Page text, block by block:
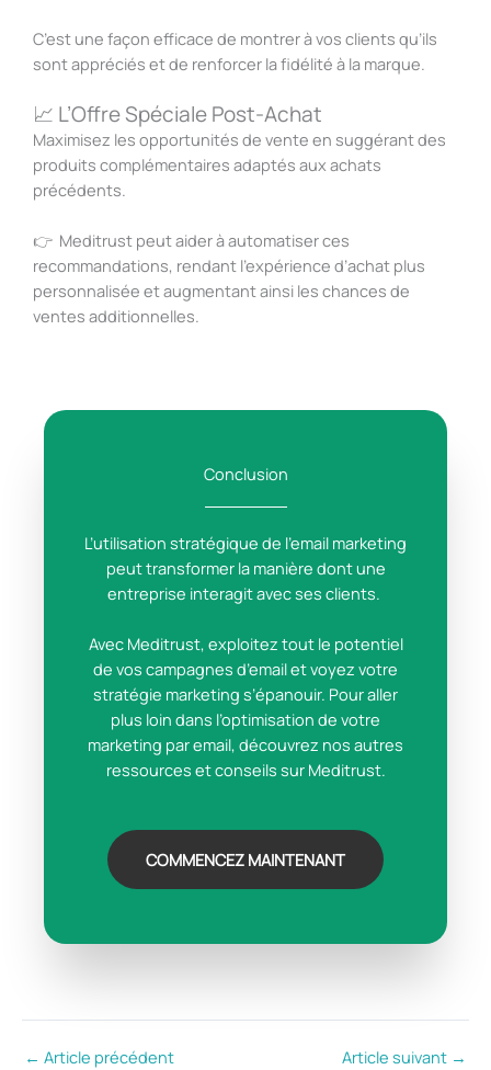
C’est une façon efficace de montrer à vos clients qu’ils
sont appréciés et de renforcer la fidélité à la marque.
📈 L’Offre Spéciale Post-Achat
Maximisez les opportunités de vente en suggérant des
produits complémentaires adaptés aux achats
précédents.
👉 Meditrust peut aider à automatiser ces
recommandations, rendant l’expérience d’achat plus
personnalisée et augmentant ainsi les chances de
ventes additionnelles.
Conclusion
L’utilisation stratégique de l’email marketing
peut transformer la manière dont une
entreprise interagit avec ses clients.
Avec Meditrust, exploitez tout le potentiel
de vos campagnes d’email et voyez votre
stratégie marketing s’épanouir. Pour aller
plus loin dans l’optimisation de votre
marketing par email, découvrez nos autres
ressources et conseils sur Meditrust.
COMMENCEZ MAINTENANT
← Article précédent Article suivant →